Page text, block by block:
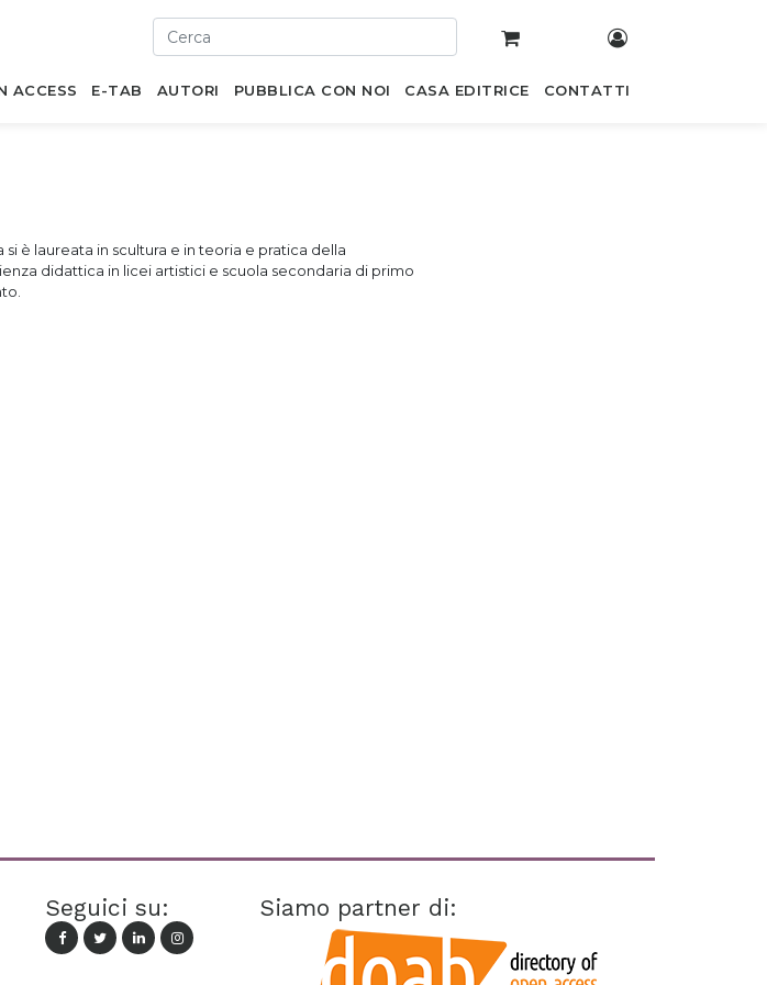
ACCESS E-TAB AUTORI PUBBLICA CON NOI CASA EDITRICE CONTATTI
è laureata in scultura e in teoria e pratica della
didattica in licei artistici e scuola secondaria di primo
Seguici su: Siamo partner di: